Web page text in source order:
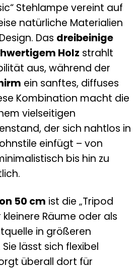
Stehlampe vereint auf
natürliche Materialien
Das dreibeinige
Holz strahlt
aus, während der
ein sanftes, diffuses
Kombination macht die
vielseitigen
der sich nahtlos in
einfügt – von
bis hin zu
50 cm ist die „Tripod
kleinere Räume oder als
in größeren
lässt sich flexibel
überall dort für